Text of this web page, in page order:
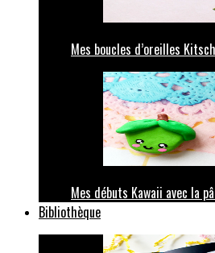
Mes boucles d’oreilles
Mes débuts Kawaii avec la
Bibliothèque